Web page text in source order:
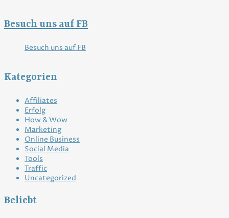
Besuch uns auf FB
Besuch uns auf FB
Kategorien
Affiliates
Erfolg
How & Wow
Marketing
Online Business
Social Media
Tools
Traffic
Uncategorized
Beliebt